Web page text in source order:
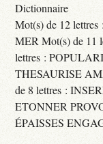
Dictionnaire
Mot(s) de 12
MER Mot(s) de 11
lettres :
THESAURISE
de 8 lettres :
ETONNER
ÉPAISSES